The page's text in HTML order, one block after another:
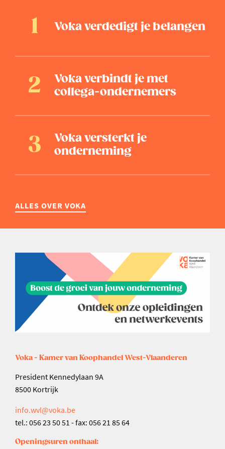
Voka verdedigt je belangen
Voka verbindt je met
collega-ondernemers
Voka versterkt je
onderneming
ALLES OVER VOKA
Voka - Kamer van Koophandel West-Vlaanderen
President Kennedylaan 9A
8500 Kortrijk
info.wvl@voka.be
tel.: 056 23 50 51 - fax: 056 21 85 64
Openingsuren onthaal: